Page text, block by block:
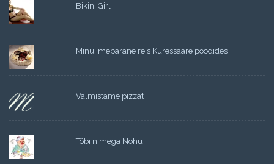
Bikini Girl
Minu imepärane reis Kuressaare poodides
Valmistame pizzat
Tõbi nimega Nohu